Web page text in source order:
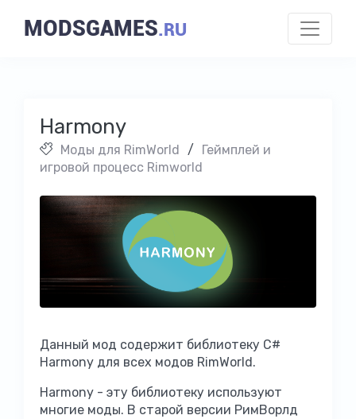
MODSGAMES.RU
Harmony
Моды для RimWorld /
Геймплей и
игровой процесс Rimworld
Данный мод содержит библиотеку C#
Harmony для всех модов RimWorld.
Harmony - эту библиотеку используют
многие моды. В старой версии РимВорлд